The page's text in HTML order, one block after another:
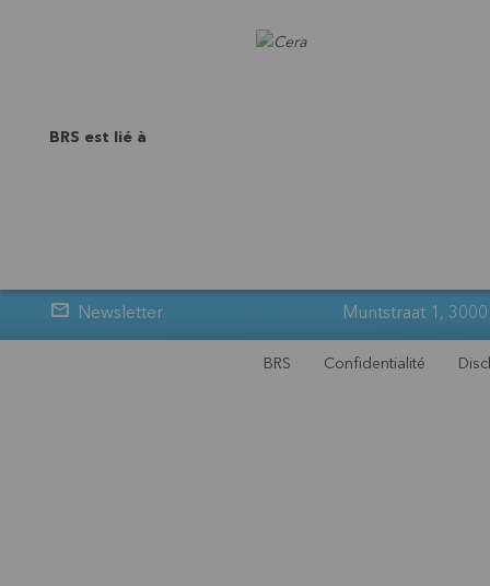
BRS est lié à
Newsletter Muntstraat 1,
BRS Confidentialité